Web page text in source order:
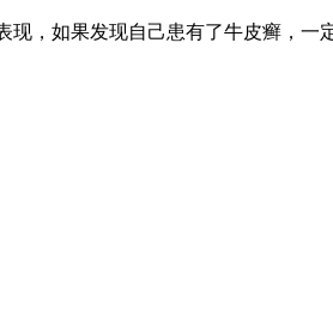
，如果发现自己患有了牛皮癣，一